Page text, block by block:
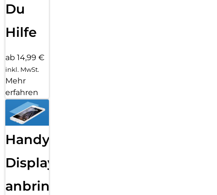
Du
Hilfe
ab 14,99 €
inkl. MwSt.
Mehr
erfahren
Handy
Displayfolie
anbringen